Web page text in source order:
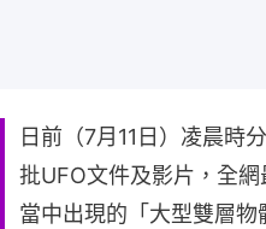
日前（7月11日）凌晨時
批UFO文件及影片，全
當中出現的「大型雙層